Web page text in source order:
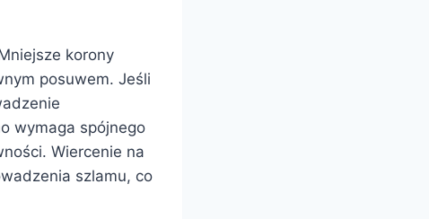
korony
posuwem. Jeśli
wymaga spójnego
Wiercenie na
szlamu, co